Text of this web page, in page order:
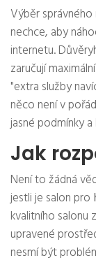
Výběr správného
nechce, aby
internetu.
zaručují
"extra služby
něco není v
jasné podmínky
Jak
Není to žádná
jestli je salon pro
kvalitního salonu
upravené
nesmí být